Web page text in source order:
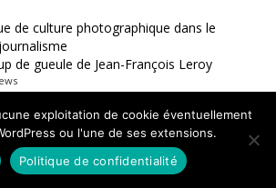
de culture photographique dans le
de gueule de Jean-François Leroy
passé un 4 juillet, mort de Marie Curie
exploitation de cookie éventuellement
ou l'une de ses extensions.
Politique de confidentialité